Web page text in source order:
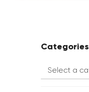
Categories